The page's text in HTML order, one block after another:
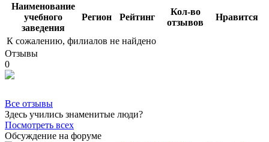
Наименование
учебного
заведения
Регион Рейтинг
Кол-во
отзывов
Нравится
К сожалению, филиалов не найдено
Отзывы
0
Все отзывы
Здесь учились знаменитые люди?
Посмотреть всех
Обсуждение на форуме